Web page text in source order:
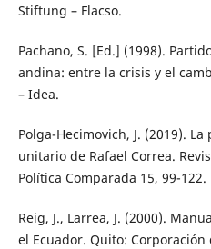
Stiftung – Flacso.
Pachano, S. [Ed.] (1998).
andina: entre la crisis y el
– Idea.
Polga-Hecimovich, J. (2019).
unitario de Rafael Correa.
Política Comparada 15, 99-122.
Reig, J., Larrea, J. (2000).
el Ecuador. Quito: